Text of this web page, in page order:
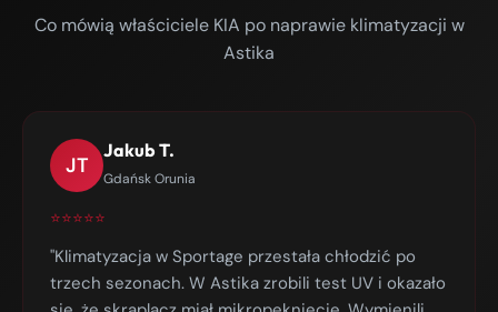
Co mówią właściciele KIA po naprawie klimatyzacji w
Astika
JT
Jakub T.
Gdańsk Orunia
⭐⭐⭐⭐⭐
"Klimatyzacja w Sportage przestała chłodzić po
trzech sezonach. W Astika zrobili test UV i okazało